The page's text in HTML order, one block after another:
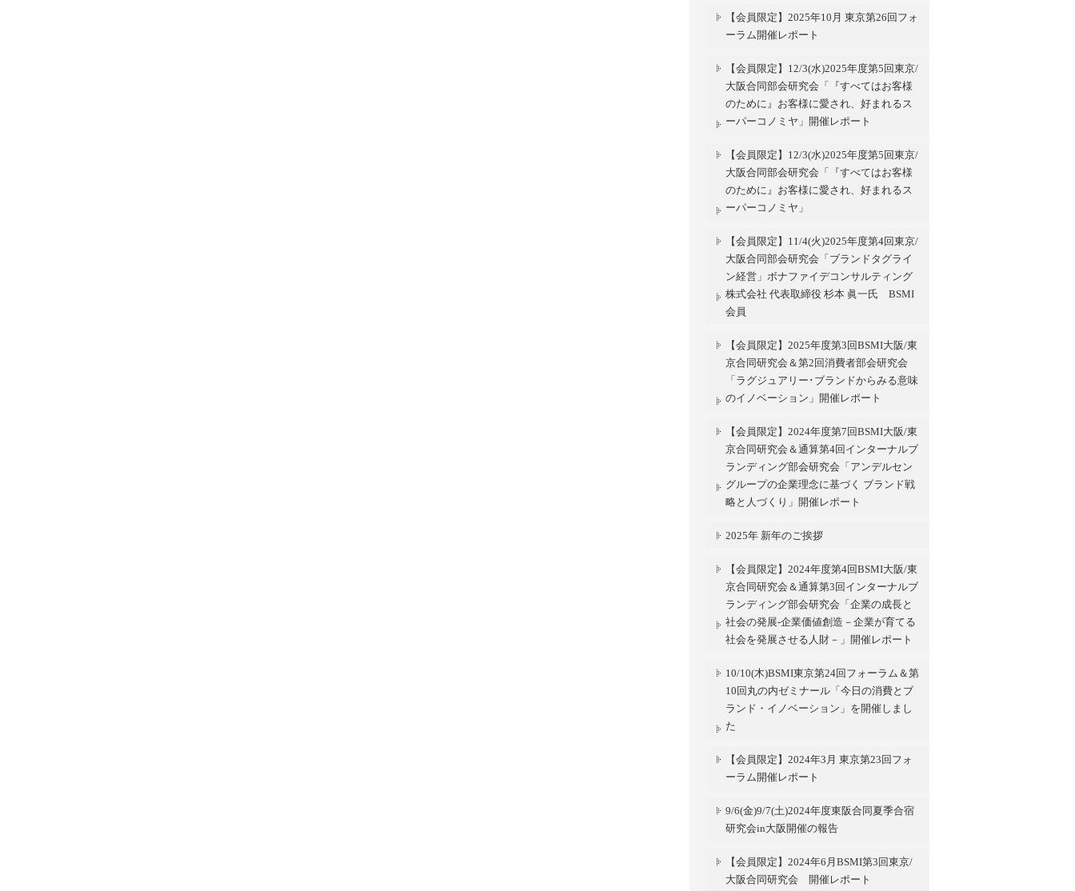
【会員限定】2025年10月 東京第26回フォ
ーラム開催レポート
【会員限定】12/3(水)2025年度第5回東京/
大阪合同部会研究会「『すべてはお客様
のために』お客様に愛され、好まれるス
ーパーコノミヤ」開催レポート
【会員限定】12/3(水)2025年度第5回東京/
大阪合同部会研究会「『すべてはお客様
のために』お客様に愛され、好まれるス
ーパーコノミヤ」
【会員限定】11/4(火)2025年度第4回東京/
大阪合同部会研究会「ブランドタグライ
ン経営」ボナファイデコンサルティング
株式会社 代表取締役 杉本 眞一氏 BSMI
会員
【会員限定】2025年度第3回BSMI大阪/東
京合同研究会＆第2回消費者部会研究会
「ラグジュアリー･ブランドからみる意味
のイノベーション」開催レポート
【会員限定】2024年度第7回BSMI大阪/東
京合同研究会＆通算第4回インターナルブ
ランディング部会研究会「アンデルセン
グループの企業理念に基づく ブランド戦
略と人づくり」開催レポート
2025年 新年のご挨拶
【会員限定】2024年度第4回BSMI大阪/東
京合同研究会＆通算第3回インターナルブ
ランディング部会研究会「企業の成長と
社会の発展-企業価値創造－企業が育てる
社会を発展させる人財－」開催レポート
10/10(木)BSMI東京第24回フォーラム＆第
10回丸の内ゼミナール「今日の消費とブ
ランド・イノベーション」を開催しまし
た
【会員限定】2024年3月 東京第23回フォ
ーラム開催レポート
9/6(金)9/7(土)2024年度東阪合同夏季合宿
研究会in大阪開催の報告
【会員限定】2024年6月BSMI第3回東京/
大阪合同研究会 開催レポート